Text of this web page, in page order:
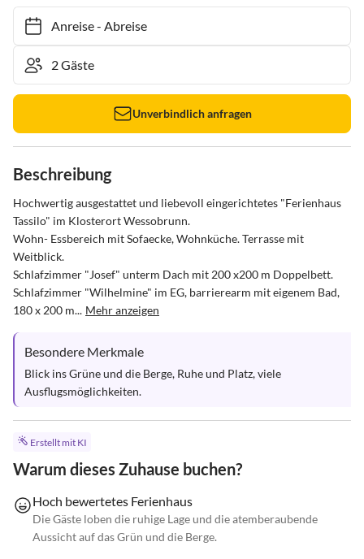
Anreise- Abreise
Unverbindlich anfragen
Beschreibung
Hochwertig ausgestattet und liebevoll eingerichtetes "Ferienhaus
Tassilo" im Klosterort Wessobrunn.
Wohn- Essbereich mit Sofaecke, Wohnküche. Terrasse mit
Weitblick.
Schlafzimmer "Josef" unterm Dach mit 200 x200 m Doppelbett.
Schlafzimmer "Wilhelmine" im EG, barrierearm mit eigenem Bad,
180 x 200 m... Mehr anzeigen
Besondere Merkmale
Blick ins Grüne und die Berge, Ruhe und Platz, viele
Ausflugsmöglichkeiten.
Erstellt mit KI
Warum dieses Zuhause buchen?
Hoch bewertetes Ferienhaus
Die Gäste loben die ruhige Lage und die atemberaubende
Aussicht auf das Grün und die Berge.